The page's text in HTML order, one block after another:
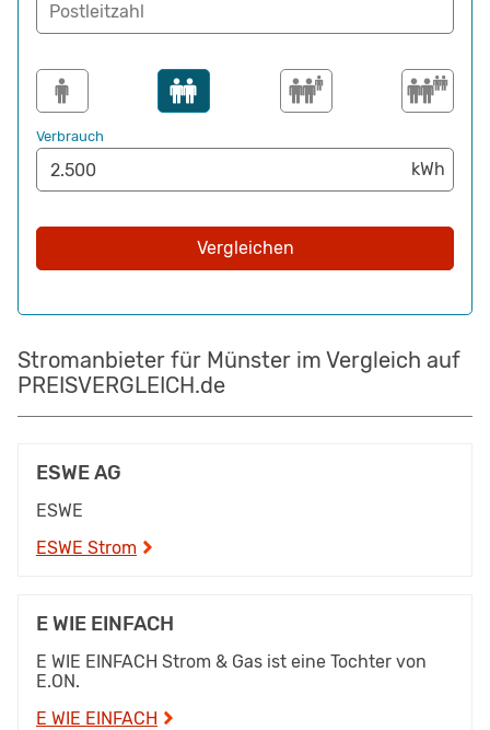
Postleitzahl
Verbrauch
Vergleichen
Stromanbieter für Münster im Vergleich auf
PREISVERGLEICH.de
ESWE AG
ESWE
ESWE Strom
E WIE EINFACH
E WIE EINFACH Strom & Gas ist eine Tochter von
E.ON.
E WIE EINFACH